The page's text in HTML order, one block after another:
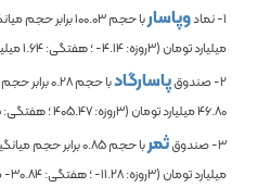
1- نماد وپاساربا حجم100.03برابر حجم
میلیارد تومان (3روزه:
-4.14؛ هفتگی:1.64
2- صندوق
پاسارگادبا حجم0.28برابر
46.80میلیارد تومان (3روزه: 405.47؛ هفتگی:
3- صندوق
ثمربا حجم0.85برابر حجم
میلیارد تومان (3روزه:
-11.28؛ هفتگی:-30.84